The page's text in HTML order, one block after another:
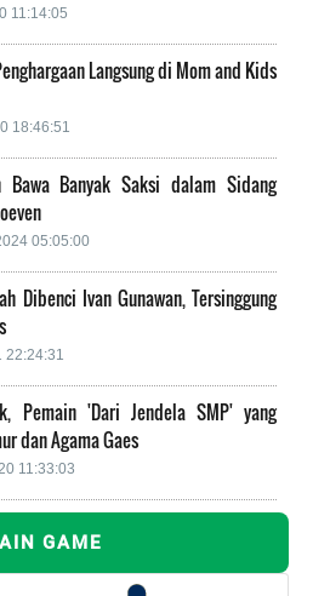
11:14:05
Langsung di Mom and Kids
18:46:51
Bawa Banyak Saksi dalam Sidang
05:05:00
Dibenci Ivan Gunawan, Tersinggung
22:24:31
Pemain 'Dari Jendela SMP' yang
dan Agama Gaes
11:33:03
GAME